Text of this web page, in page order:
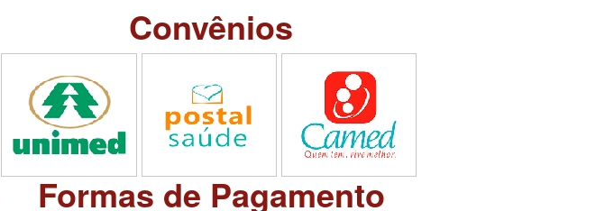
Convênios
Formas de Pagamento